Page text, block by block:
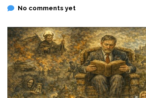
No comments yet